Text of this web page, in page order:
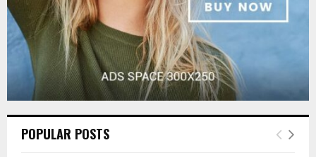
POPULAR POSTS